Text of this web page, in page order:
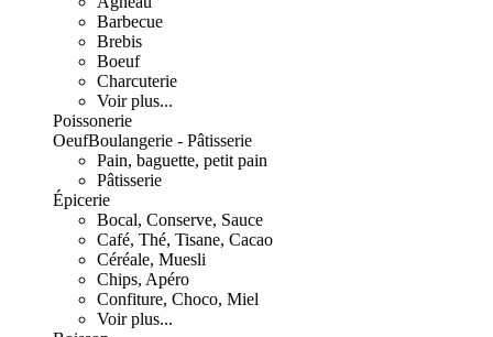
Barbecue
Brebis
Boeuf
Charcuterie
Voir plus...
Poissonerie
OeufBoulangerie - Pâtisserie
Pain, baguette, petit pain
Pâtisserie
Épicerie
Bocal, Conserve, Sauce
Café, Thé, Tisane, Cacao
Céréale, Muesli
Chips, Apéro
Confiture, Choco, Miel
Voir plus...